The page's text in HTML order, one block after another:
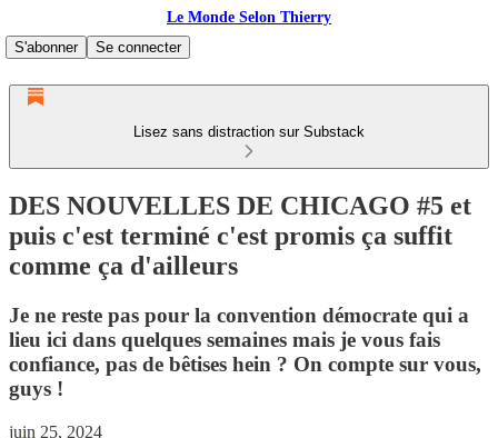
Le Monde Selon Thierry
S'abonner
Se connecter
Lisez sans distraction sur Substack
DES NOUVELLES DE CHICAGO #5 et
puis c'est terminé c'est promis ça suffit
comme ça d'ailleurs
Je ne reste pas pour la convention démocrate qui a
lieu ici dans quelques semaines mais je vous fais
confiance, pas de bêtises hein ? On compte sur vous,
guys !
juin 25, 2024